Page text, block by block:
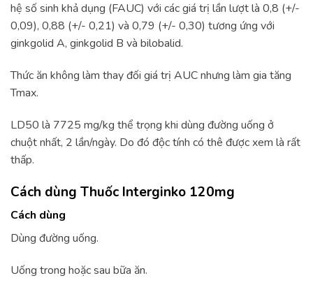
hệ số sinh khả dụng (FAUC) với các giá trị lần lượt là 0,8 (+/-
0,09), 0,88 (+/- 0,21) và 0,79 (+/- 0,30) tương ứng với
ginkgolid A, ginkgolid B và bilobalid.
Thức ăn không làm thay đối giá trị AUC nhưng làm gia tăng
Tmax.
LD50 là 7725 mg/kg thể trọng khi dùng đường uống ở
chuột nhất, 2 lần/ngày. Do đó độc tính có thê được xem là rất
thấp.
Cách dùng Thuốc Interginko 120mg
Cách dùng
Dùng đường uống.
Uống trong hoặc sau bữa ăn.